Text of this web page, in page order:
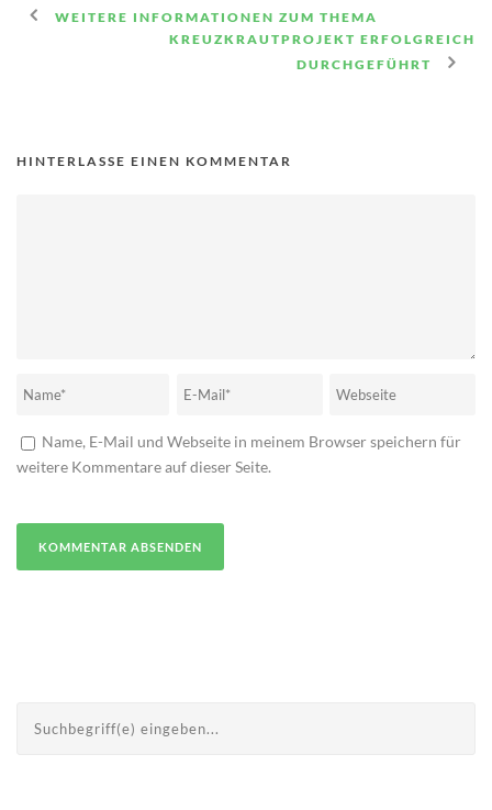
WEITERE INFORMATIONEN ZUM THEMA
KREUZKRAUTPROJEKT ERFOLGREICH
DURCHGEFÜHRT
HINTERLASSE EINEN KOMMENTAR
Name, E-Mail und Webseite in meinem Browser speichern für
weitere Kommentare auf dieser Seite.